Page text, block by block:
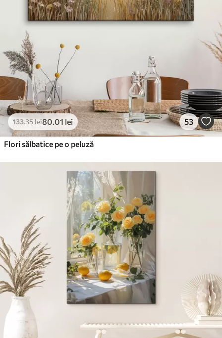
133.35lei80.01 lei 53
Flori sălbatice pe o peluză